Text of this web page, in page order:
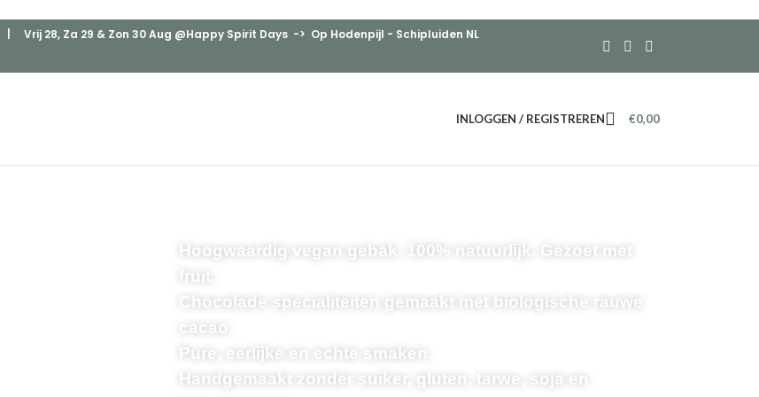
| Vrij 28, Za 29 & Zon 30 Aug @Happy Spirit Days -> Op Hodenpijl - Schipluiden NL
INLOGGEN / REGISTREREN €0,00
Hoogwaardig vegan gebak. 100% natuurlijk. Gezoet met
fruit.
Chocolade specialiteiten gemaakt met biologische rauwe
cacao.
Pure, eerlijke en echte smaken.
Handgemaakt zonder suiker, gluten, tarwe, soja en